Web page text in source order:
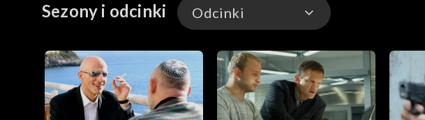
Sezony i odcinki Odcinki
Odcinki